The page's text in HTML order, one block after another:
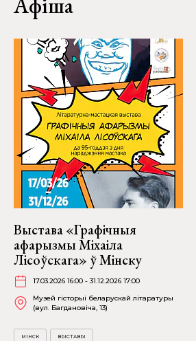
Выстава «Графічныя
афарызмы Міхаіла
Лісоўскага» ў Мінску
17.03.2026 16:00 - 31.12.2026 17:00
Музей гісторыі беларускай літаратуры
(вул. Багдановіча, 13)
МІНСК ВЫСТАВЫ